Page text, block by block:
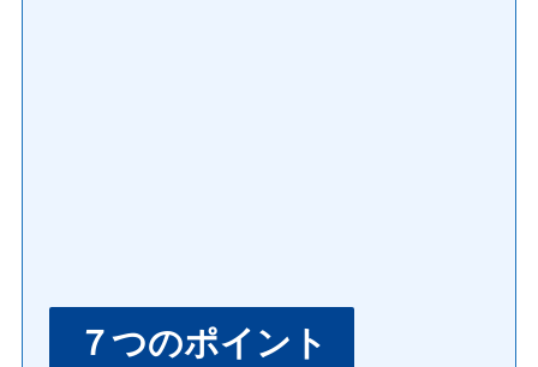
７つのポイント